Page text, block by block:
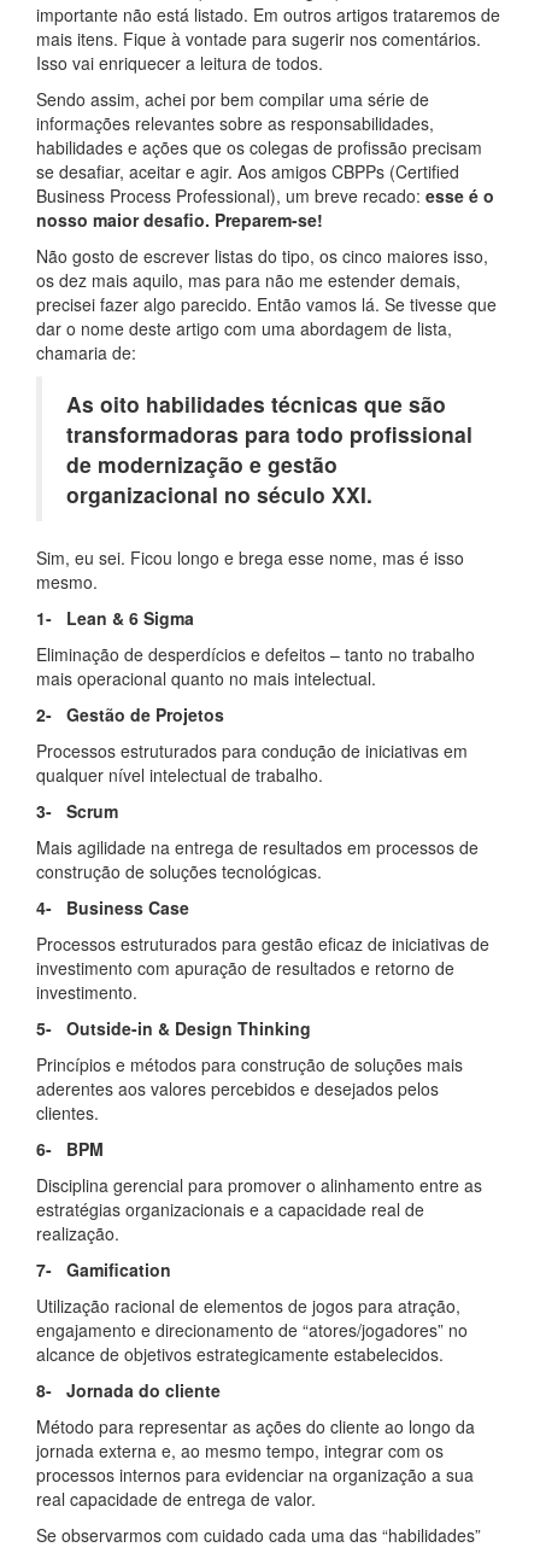
importante não está listado. Em outros artigos trataremos de
mais itens. Fique à vontade para sugerir nos comentários.
Isso vai enriquecer a leitura de todos.
Sendo assim, achei por bem compilar uma série de
informações relevantes sobre as responsabilidades,
habilidades e ações que os colegas de profissão precisam
se desafiar, aceitar e agir. Aos amigos CBPPs (Certified
Business Process Professional), um breve recado: esse é o
nosso maior desafio. Preparem-se!
Não gosto de escrever listas do tipo, os cinco maiores isso,
os dez mais aquilo, mas para não me estender demais,
precisei fazer algo parecido. Então vamos lá. Se tivesse que
dar o nome deste artigo com uma abordagem de lista,
chamaria de:
As oito habilidades técnicas que são
transformadoras para todo profissional
de modernização e gestão
organizacional no século XXI.
Sim, eu sei. Ficou longo e brega esse nome, mas é isso
mesmo.
1- Lean & 6 Sigma
Eliminação de desperdícios e defeitos – tanto no trabalho
mais operacional quanto no mais intelectual.
2- Gestão de Projetos
Processos estruturados para condução de iniciativas em
qualquer nível intelectual de trabalho.
3- Scrum
Mais agilidade na entrega de resultados em processos de
construção de soluções tecnológicas.
4- Business Case
Processos estruturados para gestão eficaz de iniciativas de
investimento com apuração de resultados e retorno de
investimento.
5- Outside-in & Design Thinking
Princípios e métodos para construção de soluções mais
aderentes aos valores percebidos e desejados pelos
clientes.
6- BPM
Disciplina gerencial para promover o alinhamento entre as
estratégias organizacionais e a capacidade real de
realização.
7- Gamification
Utilização racional de elementos de jogos para atração,
engajamento e direcionamento de “atores/jogadores” no
alcance de objetivos estrategicamente estabelecidos.
8- Jornada do cliente
Método para representar as ações do cliente ao longo da
jornada externa e, ao mesmo tempo, integrar com os
processos internos para evidenciar na organização a sua
real capacidade de entrega de valor.
Se observarmos com cuidado cada uma das “habilidades”